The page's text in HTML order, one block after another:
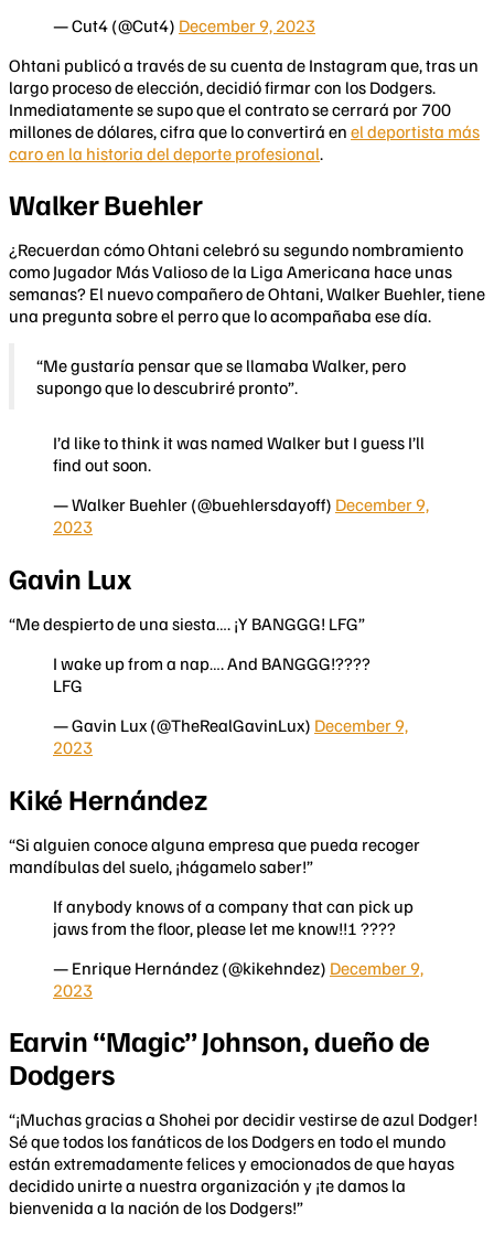
— Cut4 (@Cut4) December 9, 2023
Ohtani publicó a través de su cuenta de Instagram que, tras un
largo proceso de elección, decidió firmar con los Dodgers.
Inmediatamente se supo que el contrato se cerrará por 700
millones de dólares, cifra que lo convertirá en el deportista más
caro en la historia del deporte profesional.
Walker Buehler
¿Recuerdan cómo Ohtani celebró su segundo nombramiento
como Jugador Más Valioso de la Liga Americana hace unas
semanas? El nuevo compañero de Ohtani, Walker Buehler, tiene
una pregunta sobre el perro que lo acompañaba ese día.
“Me gustaría pensar que se llamaba Walker, pero
supongo que lo descubriré pronto”.
I’d like to think it was named Walker but I guess I’ll
find out soon.
— Walker Buehler (@buehlersdayoff) December 9,
2023
Gavin Lux
“Me despierto de una siesta…. ¡Y BANGGG! LFG”
I wake up from a nap…. And BANGGG!????
LFG
— Gavin Lux (@TheRealGavinLux) December 9,
2023
Kiké Hernández
“Si alguien conoce alguna empresa que pueda recoger
mandíbulas del suelo, ¡hágamelo saber!”
If anybody knows of a company that can pick up
jaws from the floor, please let me know!!! ????
— Enrique Hernández (@kikehndez) December 9,
2023
Earvin “Magic” Johnson, dueño de
Dodgers
“¡Muchas gracias a Shohei por decidir vestirse de azul Dodger!
Sé que todos los fanáticos de los Dodgers en todo el mundo
están extremadamente felices y emocionados de que hayas
decidido unirte a nuestra organización y ¡te damos la
bienvenida a la nación de los Dodgers!”